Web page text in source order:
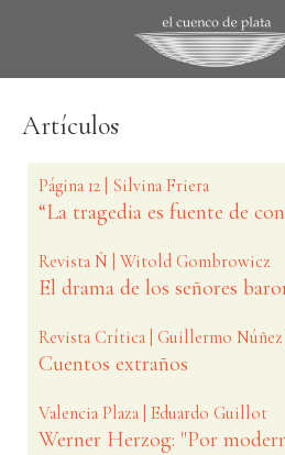
Artículos
Página 12 | Silvina Friera
“La tragedia es fuente de
Revista Ñ | Witold Gombrowicz
El drama de los señores
Revista Crítica | Guillermo Núñez
Cuentos extraños
Valencia Plaza | Eduardo Guillot
Werner Herzog: "Por